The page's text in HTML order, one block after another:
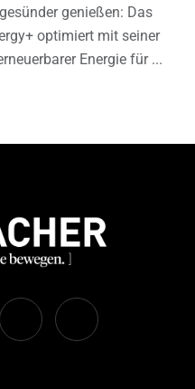
genießen: Das
optimiert mit seiner
Energie für